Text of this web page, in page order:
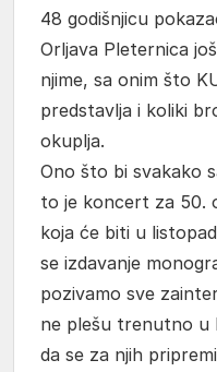
48 godišnjicu
Orljava Pleternica
njime, sa onim što
predstavlja i koliki
okuplja.
Ono što bi svakako
to je koncert za 50.
koja će biti u
se izdavanje
pozivamo sve
ne plešu trenutno u
da se za njih